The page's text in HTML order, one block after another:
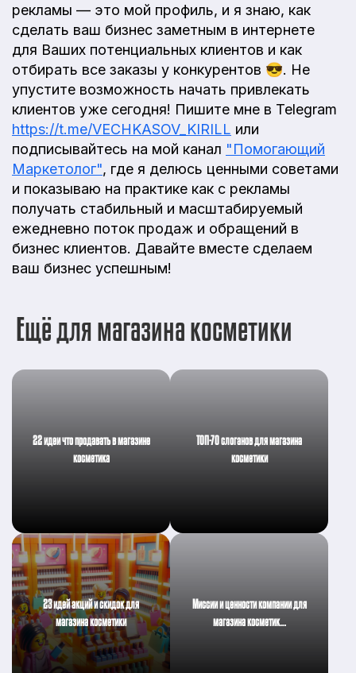
рекламы — это мой профиль, и я знаю, как
сделать ваш бизнес заметным в интернете
для Ваших потенциальных клиентов и как
отбирать все заказы у конкурентов 😎. Не
упустите возможность начать привлекать
клиентов уже сегодня! Пишите мне в Telegram
https://t.me/VECHKASOV_KIRILL или
подписывайтесь на мой канал "Помогающий
Маркетолог", где я делюсь ценными советами
и показываю на практике как с рекламы
получать стабильный и масштабируемый
ежедневно поток продаж и обращений в
бизнес клиентов. Давайте вместе сделаем
ваш бизнес успешным!
Ещё для магазина косметики
22 идеи что продавать в магазине
косметика
ТОП-70 слоганов для магазина
косметики
23 идей акций и скидок для
магазина косметики
Миссии и ценности компании для
магазина косметик…